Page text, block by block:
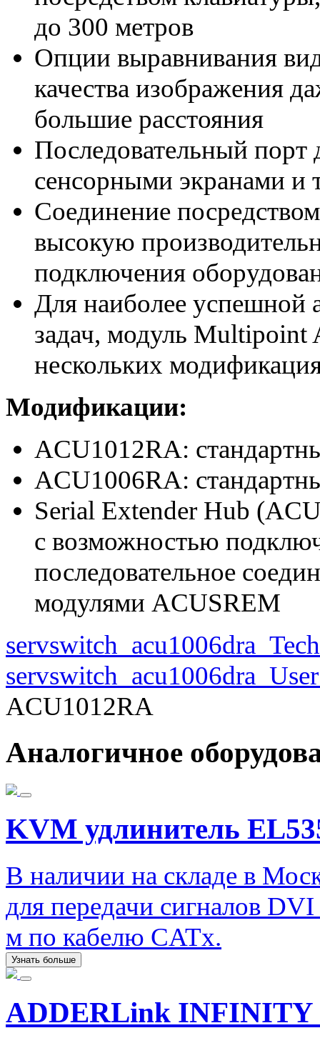
до 300 метров
Опции выравнивания
качества изображения
большие расстояния
Последовательный порт
сенсорными экранами и
Соединение
высокую
подключения
Для наиболее успешной
задач, модуль Multipoint
нескольких
Модификации:
ACU1012RA:
ACU1006RA:
Serial Extender Hub
с возможностью
последовательное
модулями ACUSREM
ACU1012RA
Аналогичное
KVM удлинитель
В наличии на складе в
для передачи сигналов
м по кабелю CATx.
Узнать больше
ADDERLink INFINITY